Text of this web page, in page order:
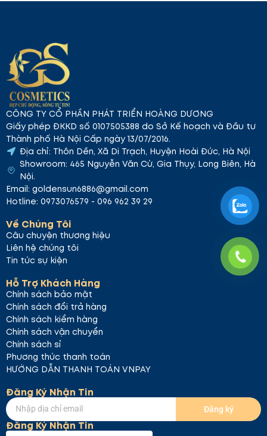
CÔNG TY CỔ PHẦN PHÁT TRIỂN HOÀNG DƯƠNG
Giấy phép ĐKKD số 0107505388 do Sở Kế hoạch và Đầu tư
Thành phố Hà Nội Cấp ngày 13/07/2016.
Địa chỉ: Thôn Dền, Xã Di Trạch, Huyện Hoài Đức, Hà Nội
Showroom: 465 Nguyễn Văn Cừ, Gia Thụy, Long Biên, Hà
Nội.
Email: goldensun6886@gmail.com
Hotline: 0973076579 - 096 962 39 29
Về Chúng Tôi
Câu chuyện thương hiệu
Liên hệ chúng tôi
Tin tức sự kiện
Hỗ Trợ Khách Hàng
Chính sách bảo mật
Chính sách đổi trả hàng
Chính sách kiểm hàng
Chính sách vận chuyển
Chính sách sỉ
Phương thức thanh toán
HƯỚNG DẪN THANH TOÁN VNPAY
Đăng Ký Nhận Tin
Đăng ký
Đăng Ký Nhận Tin